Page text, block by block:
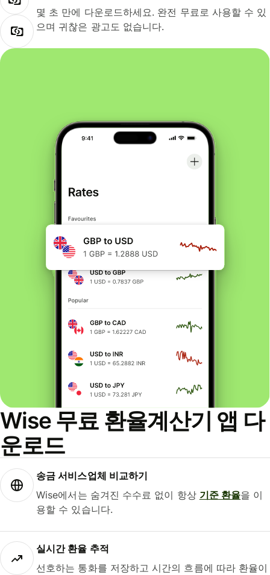
몇 초 만에 다운로드하세요. 완전 무료로 사용할 수 있
으며 귀찮은 광고도 없습니다.
Wise 무료 환율계산기 앱 다
운로드
송금 서비스업체 비교하기
Wise에서는 숨겨진 수수료 없이 항상 기준 환율을 이
용할 수 있습니다.
실시간 환율 추적
선호하는 통화를 저장하고 시간의 흐름에 따라 환율이